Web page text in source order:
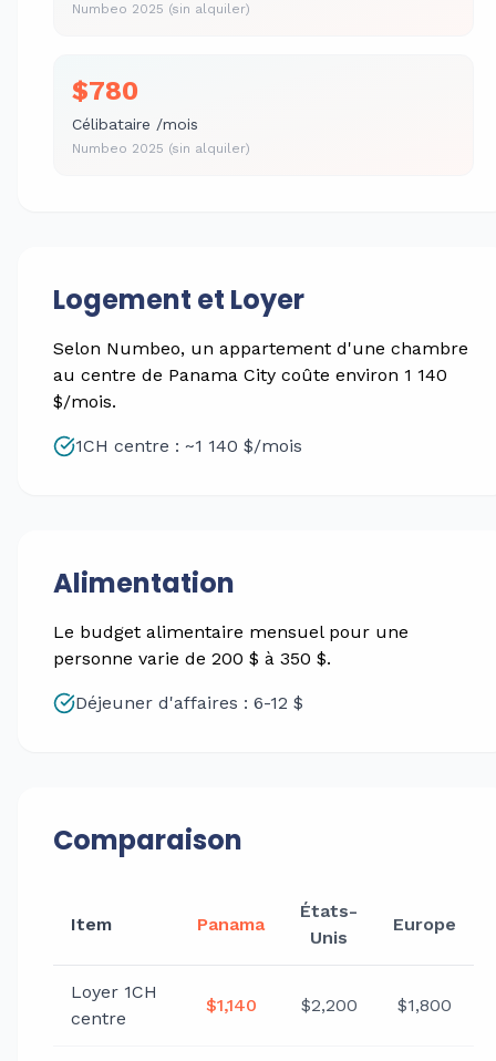
Numbeo 2025 (sin alquiler)
$780
Célibataire /mois
Numbeo 2025 (sin alquiler)
Logement et Loyer
Selon Numbeo, un appartement d'une chambre
au centre de Panama City coûte environ 1 140
$/mois.
1CH centre : ~1 140 $/mois
Alimentation
Le budget alimentaire mensuel pour une
personne varie de 200 $ à 350 $.
Déjeuner d'affaires : 6-12 $
Comparaison
Item Panama
États-
Unis
Europe
Loyer 1CH
centre
$1,140 $2,200 $1,800